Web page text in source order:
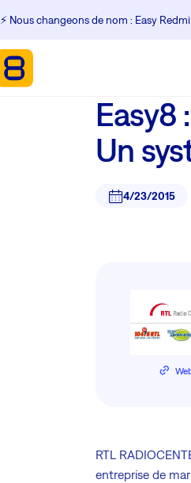
⚡️ Nous changeons de nom : Easy
Easy8
Un
4/23/2015
RTL
entreprise de